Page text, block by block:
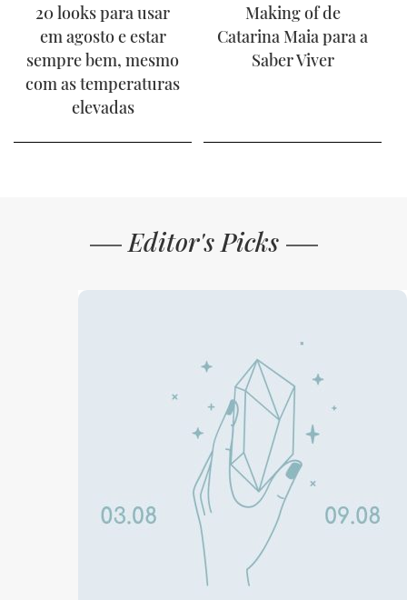
20 looks para usar
em agosto e estar
sempre bem, mesmo
com as temperaturas
elevadas
Making of de
Catarina Maia para a
Saber Viver
Editor's Picks